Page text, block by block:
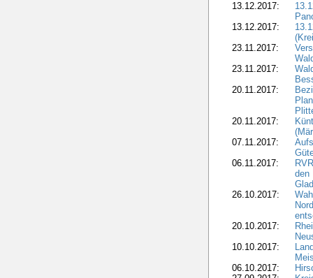
13.12.2017:
13.12.2017:
23.11.2017:
23.11.2017:
20.11.2017:
20.11.2017:
07.11.2017:
06.11.2017:
den
26.10.2017:
20.10.2017:
10.10.2017:
06.10.2017: